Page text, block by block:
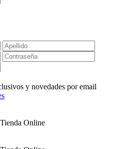
y novedades por email